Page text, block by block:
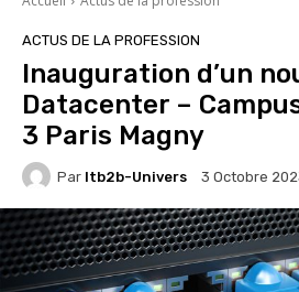
ACTUS DE LA PROFESSION
Inauguration d’un
Datacenter – Campus
3 Paris Magny
Par Itb2b-Univers 3 Octobre